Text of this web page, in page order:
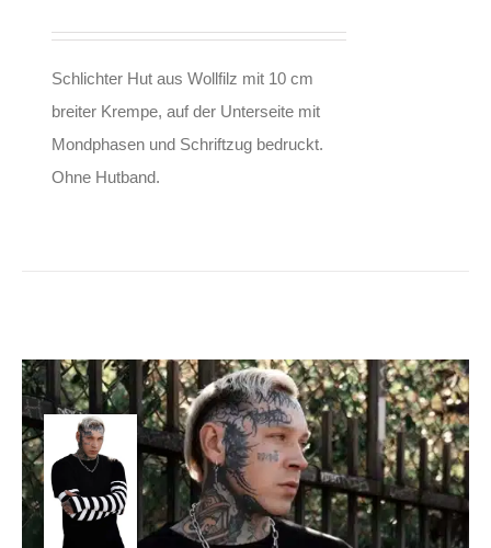
Schlichter Hut aus Wollfilz mit 10 cm
breiter Krempe, auf der Unterseite mit
Mondphasen und Schriftzug bedruckt.
Ohne Hutband.
VampireFreaks Shirt
Specter
34,90€
Inkl. MwSt.